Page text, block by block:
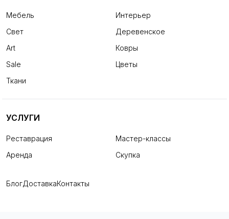
Мебель
Интерьер
Свет
Деревенское
Art
Ковры
Sale
Цветы
Ткани
УСЛУГИ
Реставрация
Мастер-классы
Аренда
Скупка
БлогДоставкаКонтакты